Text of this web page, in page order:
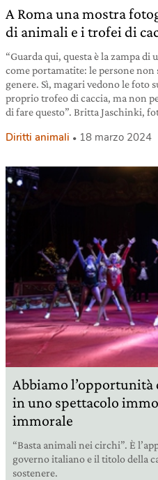
A Roma una mostra
di animali e i trofei di
“Guarda qui, questa è la zampa
come portamatite: le persone non
genere. Sì, magari vedono le foto
proprio trofeo di caccia, ma non
di fare questo”. Britta Jaschinki,
Diritti animali 18 marzo 2024
Abbiamo
in uno spettacolo
immorale
“Basta animali nei circhi”. È
governo italiano e il titolo della
sostenere.